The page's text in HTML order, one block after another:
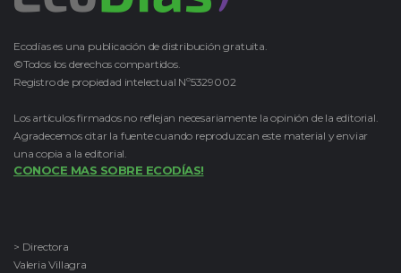
Ecodías es una publicación de distribución gratuita.
©Todos los derechos compartidos.
Registro de propiedad intelectual Nº5329002
Los artículos firmados no reflejan necesariamente la opinión de la editorial.
Agradecemos citar la fuente cuando reproduzcan este material y enviar
una copia a la editorial.
CONOCE MAS SOBRE ECODÍAS!
> Directora
Valeria Villagra